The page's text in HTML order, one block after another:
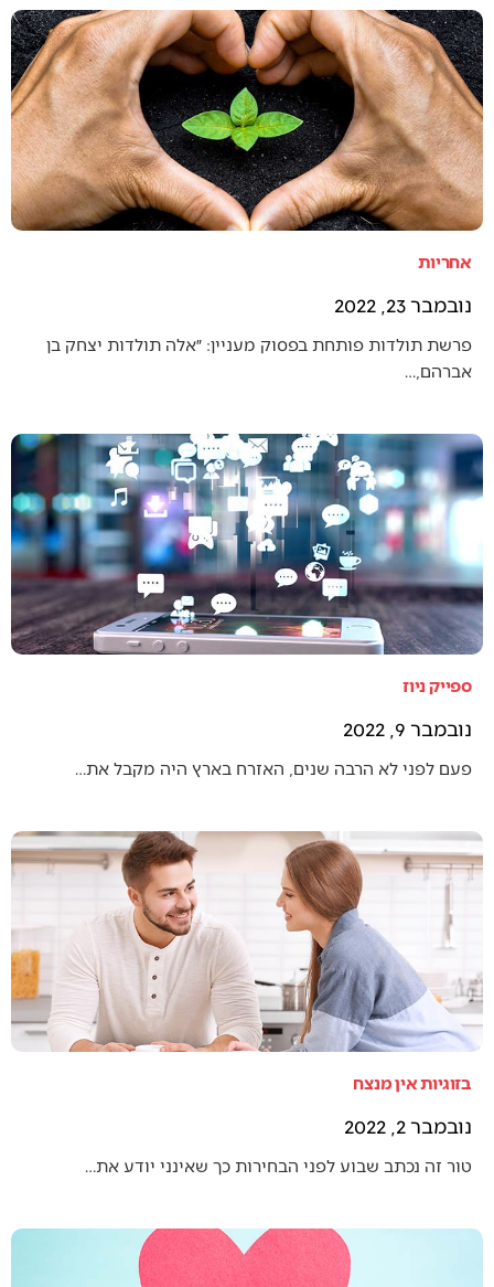
אחריות
נובמבר 23, 2022
פרשת תולדות פותחת בפסוק מעניין: ״אלה תולדות יצחק בן
אברהם,…
ספייק ניוז
נובמבר 9, 2022
פעם לפני לא הרבה שנים, האזרח בארץ היה מקבל את…
בזוגיות אין מנצח
נובמבר 2, 2022
טור זה נכתב שבוע לפני הבחירות כך שאינני יודע את…